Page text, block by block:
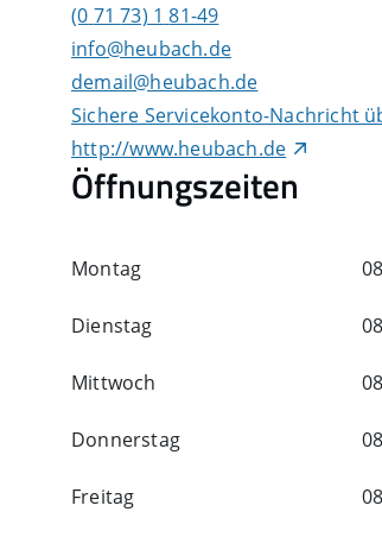
(0 71 73) 1 81-49
info@heubach.de
demail@heubach.de
Sichere Servicekonto-Nachricht
http://www.heubach.de
Öffnungszeiten
Montag
Dienstag
Mittwoch
Donnerstag
Freitag